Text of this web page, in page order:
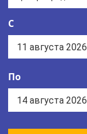
С
По